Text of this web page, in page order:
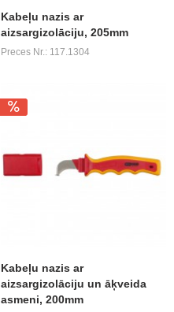
Kabeļu nazis ar
aizsargizolāciju, 205mm
Preces Nr.: 117.1304
Kabeļu nazis ar
aizsargizolāciju un āķveida
asmeni, 200mm